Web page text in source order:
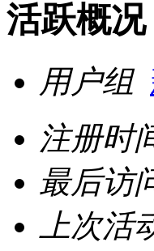
活跃概况
用户组
注册时
最后访
上次活